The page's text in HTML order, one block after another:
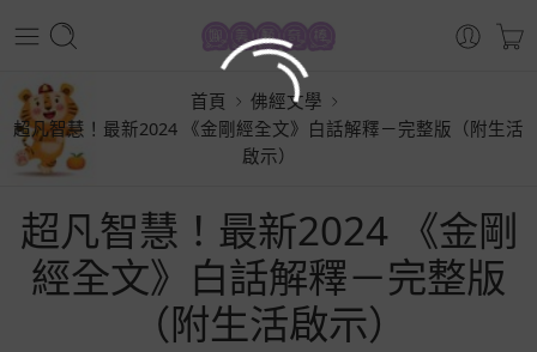
首頁
佛經文學
超凡智慧！最新2024 《金剛經全文》白話解釋－完整版（附生活
啟示）
超凡智慧！最新2024 《金剛
經全文》白話解釋－完整版
（附生活啟示）